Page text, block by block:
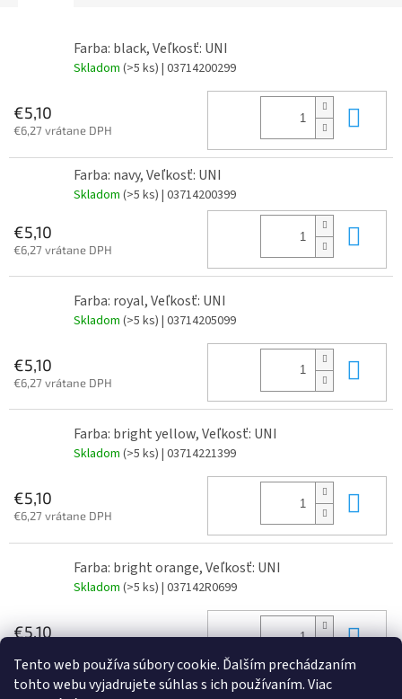
Tento web používa súbory cookie. Ďalším prechádzaním
tohto webu vyjadrujete súhlas s ich používaním. Viac
Farba: black, Veľkosť: UNI
Skladom (>5 ks) | 03714200299
€5,10
€6,27 vrátane DPH
Farba: navy, Veľkosť: UNI
Skladom (>5 ks) | 03714200399
€5,10
€6,27 vrátane DPH
Farba: royal, Veľkosť: UNI
Skladom (>5 ks) | 03714205099
€5,10
€6,27 vrátane DPH
Farba: bright yellow, Veľkosť: UNI
Skladom (>5 ks) | 03714221399
€5,10
€6,27 vrátane DPH
Farba: bright orange, Veľkosť: UNI
Skladom (>5 ks) | 037142R0699
€5,10 Do